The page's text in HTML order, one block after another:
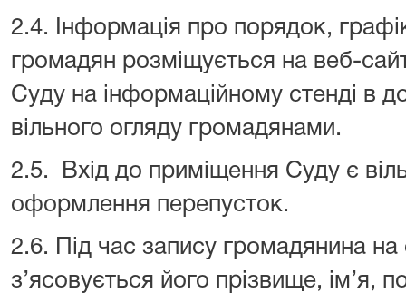
2.4. Інформація про порядок,
громадян розміщується на веб-
Суду на інформаційному стенді в
вільного огляду громадянами.
2.5. Вхід до приміщення Суду є
оформлення перепусток.
2.6. Під час запису громадянина
з’ясовується його прізвище, ім’я,